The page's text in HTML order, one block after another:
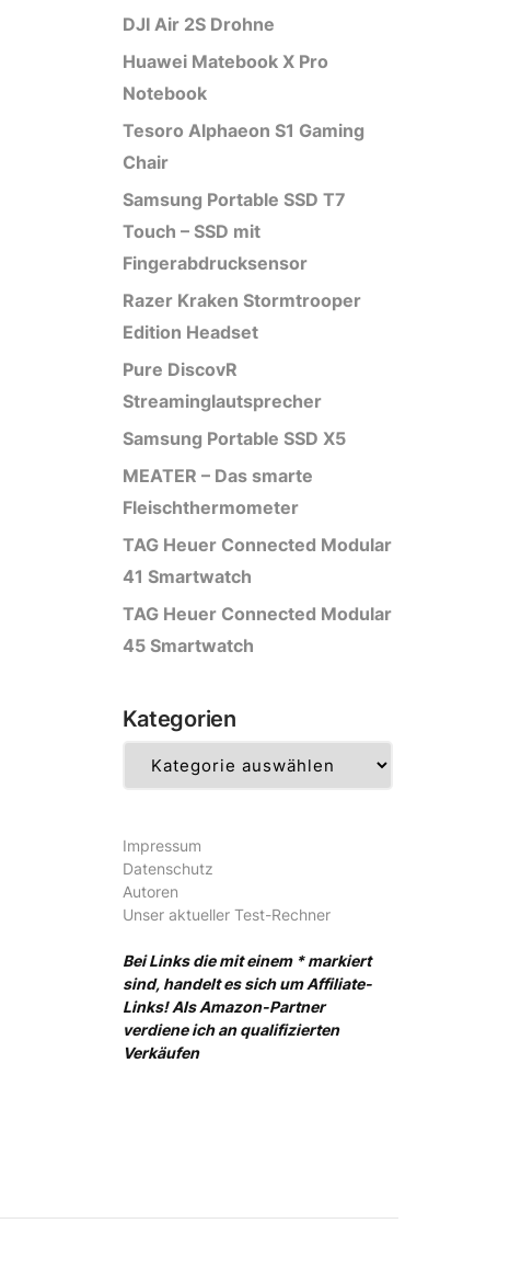
DJI Air 2S Drohne
Huawei Matebook X Pro
Notebook
Tesoro Alphaeon S1 Gaming
Chair
Samsung Portable SSD T7
Touch – SSD mit
Fingerabdrucksensor
Razer Kraken Stormtrooper
Edition Headset
Pure DiscovR
Streaminglautsprecher
Samsung Portable SSD X5
MEATER – Das smarte
Fleischthermometer
TAG Heuer Connected Modular
41 Smartwatch
TAG Heuer Connected Modular
45 Smartwatch
Kategorien
Impressum
Datenschutz
Autoren
Unser aktueller Test-Rechner
Bei Links die mit einem * markiert
sind, handelt es sich um Affiliate-
Links! Als Amazon-Partner
verdiene ich an qualifizierten
Verkäufen